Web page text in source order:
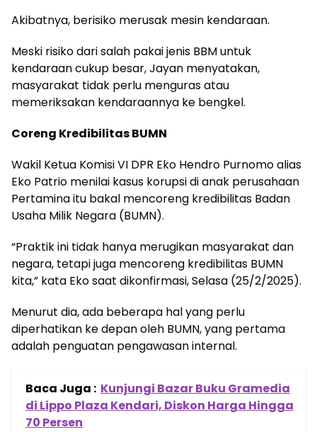
Akibatnya, berisiko merusak mesin kendaraan.
Meski risiko dari salah pakai jenis BBM untuk
kendaraan cukup besar, Jayan menyatakan,
masyarakat tidak perlu menguras atau
memeriksakan kendaraannya ke bengkel.
Coreng Kredibilitas BUMN
Wakil Ketua Komisi VI DPR Eko Hendro Purnomo alias
Eko Patrio menilai kasus korupsi di anak perusahaan
Pertamina itu bakal mencoreng kredibilitas Badan
Usaha Milik Negara (BUMN).
“Praktik ini tidak hanya merugikan masyarakat dan
negara, tetapi juga mencoreng kredibilitas BUMN
kita,” kata Eko saat dikonfirmasi, Selasa (25/2/2025).
Menurut dia, ada beberapa hal yang perlu
diperhatikan ke depan oleh BUMN, yang pertama
adalah penguatan pengawasan internal.
Baca Juga : Kunjungi Bazar Buku Gramedia
di Lippo Plaza Kendari, Diskon Harga Hingga
70 Persen